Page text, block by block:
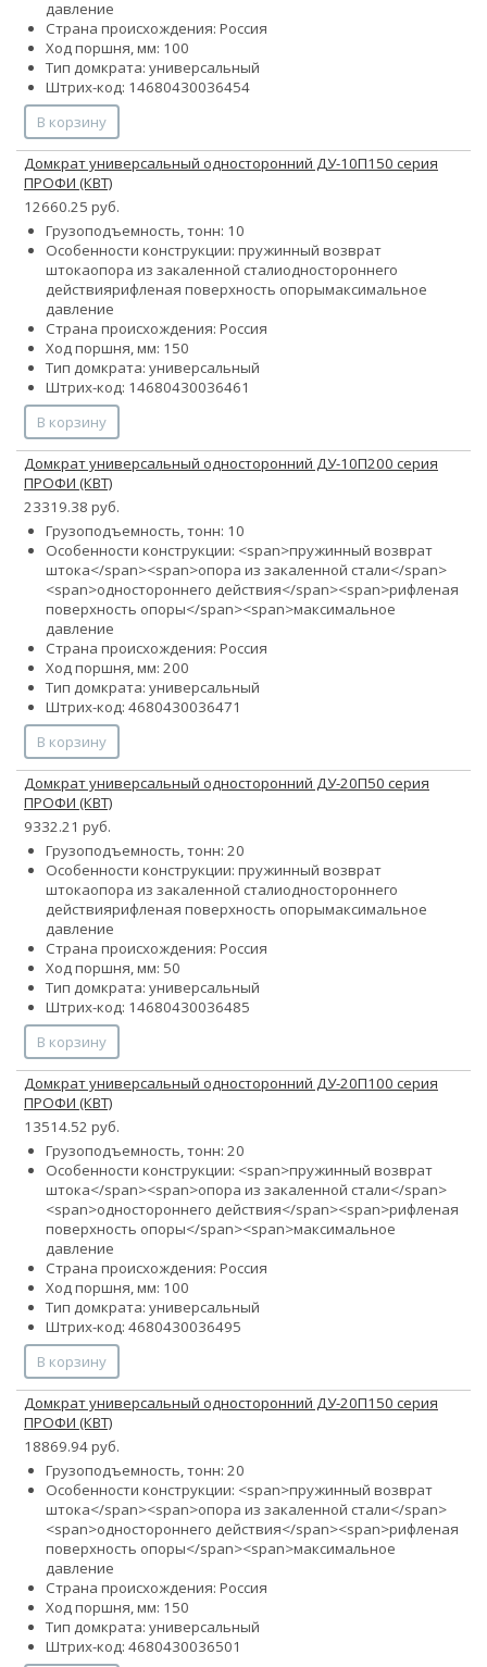
давление
Страна происхождения: Россия
Ход поршня, мм: 100
Тип домкрата: универсальный
Штрих-код: 14680430036454
В корзину
Домкрат универсальный односторонний ДУ-10П150 серия
ПРОФИ (КВТ)
12660.25 руб.
Грузоподъемность, тонн: 10
Особенности конструкции: пружинный возврат
штокаопора из закаленной сталиодностороннего
действиярифленая поверхность опорымаксимальное
давление
Страна происхождения: Россия
Ход поршня, мм: 150
Тип домкрата: универсальный
Штрих-код: 14680430036461
В корзину
Домкрат универсальный односторонний ДУ-10П200 серия
ПРОФИ (КВТ)
23319.38 руб.
Грузоподъемность, тонн: 10
Особенности конструкции: <span>пружинный возврат
штока</span><span>опора из закаленной стали</span>
<span>одностороннего действия</span><span>рифленая
поверхность опоры</span><span>максимальное
давление
Страна происхождения: Россия
Ход поршня, мм: 200
Тип домкрата: универсальный
Штрих-код: 4680430036471
В корзину
Домкрат универсальный односторонний ДУ-20П50 серия
ПРОФИ (КВТ)
9332.21 руб.
Грузоподъемность, тонн: 20
Особенности конструкции: пружинный возврат
штокаопора из закаленной сталиодностороннего
действиярифленая поверхность опорымаксимальное
давление
Страна происхождения: Россия
Ход поршня, мм: 50
Тип домкрата: универсальный
Штрих-код: 14680430036485
В корзину
Домкрат универсальный односторонний ДУ-20П100 серия
ПРОФИ (КВТ)
13514.52 руб.
Грузоподъемность, тонн: 20
Особенности конструкции: <span>пружинный возврат
штока</span><span>опора из закаленной стали</span>
<span>одностороннего действия</span><span>рифленая
поверхность опоры</span><span>максимальное
давление
Страна происхождения: Россия
Ход поршня, мм: 100
Тип домкрата: универсальный
Штрих-код: 4680430036495
В корзину
Домкрат универсальный односторонний ДУ-20П150 серия
ПРОФИ (КВТ)
18869.94 руб.
Грузоподъемность, тонн: 20
Особенности конструкции: <span>пружинный возврат
штока</span><span>опора из закаленной стали</span>
<span>одностороннего действия</span><span>рифленая
поверхность опоры</span><span>максимальное
давление
Страна происхождения: Россия
Ход поршня, мм: 150
Тип домкрата: универсальный
Штрих-код: 4680430036501